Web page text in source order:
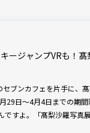
ージャンプVRも！
ブンカフェを片手に、
29日〜4月4日までの期
ですよ。「髙梨沙羅写真